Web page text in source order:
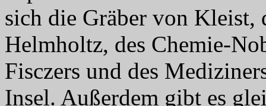
sich die Gräber von Kleist,
Helmholtz, des Chemie-
Fisczers und des
Insel. Außerdem gibt es